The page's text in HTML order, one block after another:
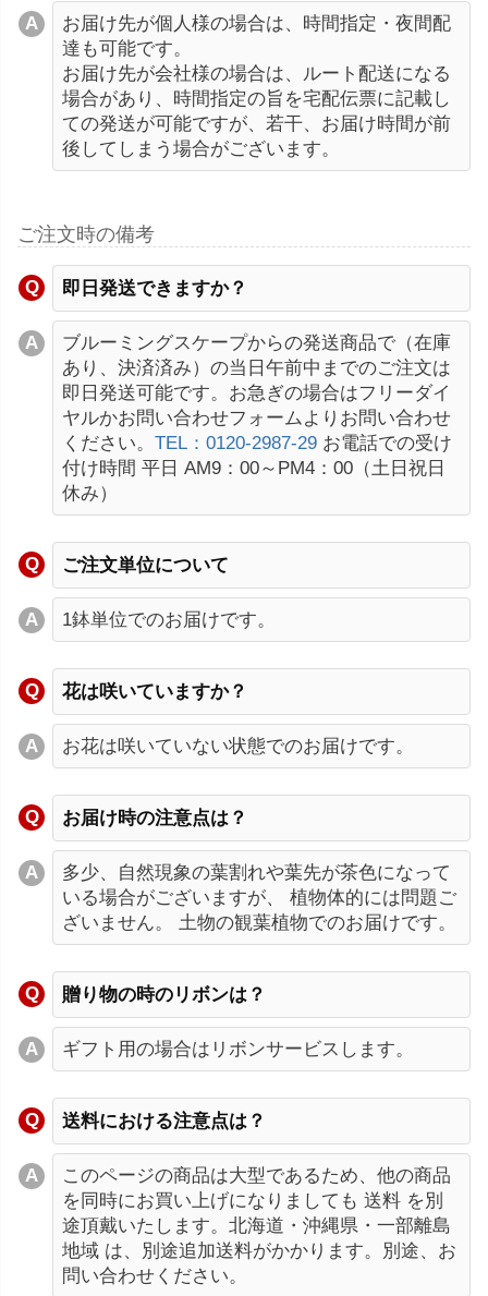
お届け先が個人様の場合は、時間指定・夜間配
達も可能です。
お届け先が会社様の場合は、ルート配送になる
場合があり、時間指定の旨を宅配伝票に記載し
ての発送が可能ですが、若干、お届け時間が前
後してしまう場合がございます。
ご注文時の備考
即日発送できますか？
ブルーミングスケープからの発送商品で（在庫
あり、決済済み）の当日午前中までのご注文は
即日発送可能です。お急ぎの場合はフリーダイ
ヤルかお問い合わせフォームよりお問い合わせ
ください。 TEL：0120-2987-29 お電話での受け
付け時間 平日 AM9：00～PM4：00（土日祝日
休み）
ご注文単位について
1鉢単位でのお届けです。
花は咲いていますか？
お花は咲いていない状態でのお届けです。
お届け時の注意点は？
多少、自然現象の葉割れや葉先が茶色になって
いる場合がございますが、 植物体的には問題ご
ざいません。 土物の観葉植物でのお届けです。
贈り物の時のリボンは？
ギフト用の場合はリボンサービスします。
送料における注意点は？
このページの商品は大型であるため、他の商品
を同時にお買い上げになりましても 送料 を別
途頂戴いたします。北海道・沖縄県・一部離島
地域 は、別途追加送料がかかります。別途、お
問い合わせください。